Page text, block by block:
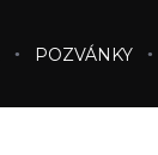
POZVÁNKY